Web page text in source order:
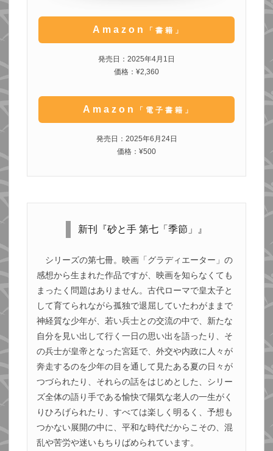
Amazon 「書籍」
発売日：2025年4月1日
価格：¥2,360
Amazon 「電子書籍」
発売日：2025年6月24日
価格：¥500
新刊『砂と手 第七「季節」』
シリーズの第七冊。映画「グラディエーター」の
感想から生まれた作品ですが、映画を知らなくても
まったく問題はありません。古代ローマで皇太子と
して育てられながら孤独で退屈していたわがままで
神経質な少年が、若い兵士との交流の中で、新たな
自分を見い出して行く一日の思い出を語ったり、そ
の兵士が皇帝となった宮廷で、外交や内政に人々が
奔走するのを少年の目を通して見たある夏の日々が
つづられたり、それらの話をはじめとした、シリー
ズ全体の語り手である愉快で陽気な老人の一生がく
りひろげられたり、すべては楽しく明るく、予想も
つかない展開の中に、平和な時代だからこその、混
乱や苦労や迷いもちりばめられています。